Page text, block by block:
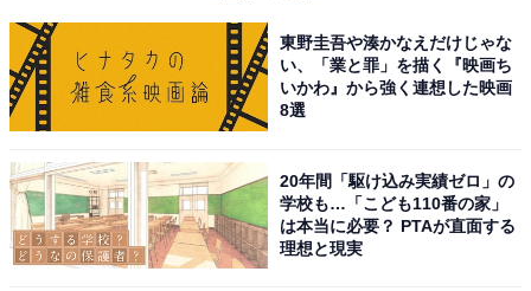
【おすすめ記事】
・
神奈川県民が選ぶ「街の幸福度」ランキング！ 3位「逗
子市」、2位「横浜市青葉区」、1位は？
・
【国勢調査2020】神奈川県で人口が増えたのは？ 3位
「横浜市西区」、2位「川崎市中原区」、1位は…
・
東野圭吾や湊かなえだけじゃな
い、「業と罪」を描く『映画ち
いかわ』から強く連想した映画
8選
20年間「駆け込み実績ゼロ」の
学校も…「こども110番の家」
は本当に必要？ PTAが直面する
理想と現実